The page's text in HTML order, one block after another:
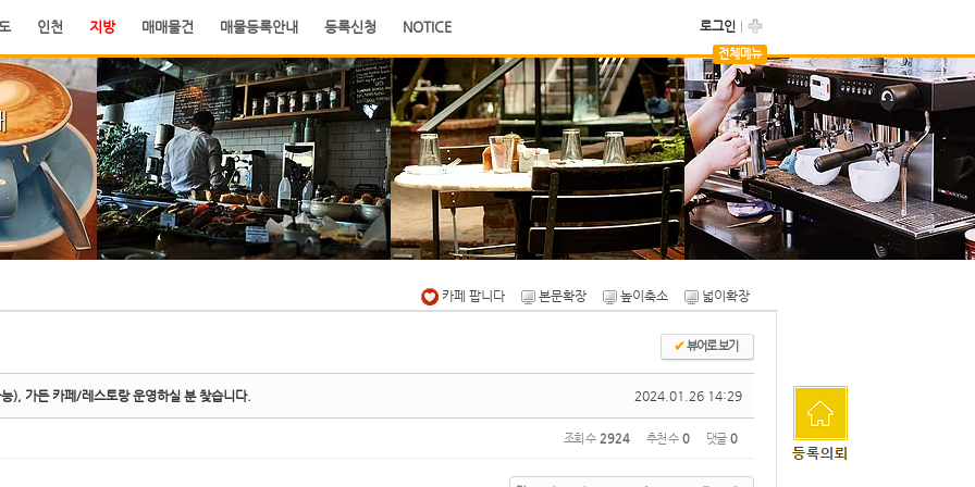
인천 지방 매매물건 매물등록안내 등록신청 NOTICE 로그인
카페용품마켓
자유게시판
전체메뉴
넓이확장
높이축소
본문확장
카페 팝니다
✔뷰어로 보기
2024.01.26 14:29
), 가든 카페/레스토랑 운영하실 분 찾습니다.
조회 수 2924 추천 수 0 댓글 0